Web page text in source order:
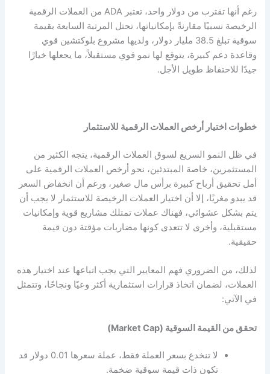
رغم أنها تقترب من دولار واحد، تعتبر ADA من العملات الرقمية
الرخيصة نسبيًا مقارنةً بإمكانياتها، تحتل المرتبة السابعة بقيمة
سوقية تبلغ 38.5 مليار دولار، ولديها مشروع بلوكتشين قوي
وقاعدة دعم كبيرة، يتوقع لها نمو قوي مستقبلاً، ما يجعلها خيارًا
جيدًا للاحتفاظ طويل الأجل.
خطوات اختيار أرخص العملات الرقمية للاستثمار
في ظل النمو السريع لسوق العملات الرقمية، يتجه الكثير من
المستثمرين، خاصة المبتدئين، نحو أرخص العملات الرقمية على
أمل تحقيق أرباح كبيرة برأس مال صغير، ورغم أن انخفاض السعر
قد يبدو مغريًا، إلا أن اختيار العملات الرخيصة للاستثمار لا يجب أن
يتم بشكل عشوائي، فهناك عملات تمتلك مشاريع قوية وإمكانيات
مستقبلية، وأخرى لا تتعدى كونها مضاربات مؤقتة دون قيمة
حقيقية.
لذلك، من الضروري فهم المعايير التي يجب اتباعها عند اختيار هذه
العملات، لضمان اتخاذ قرارات استثمارية أكثر وعيًا ونجاحًا، وتتمثل
في الآتي:
تحقق من القيمة السوقية (Market Cap)
لا تنخدع بسعر العملة فقط، عملة سعرها 0.01 دولار قد
تكون ذات قيمة سوقية ضخمة.